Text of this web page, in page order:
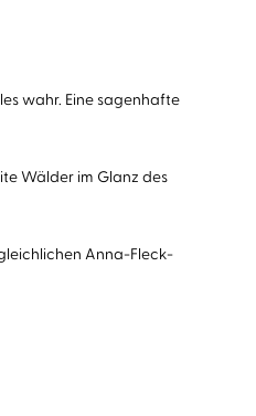
wahr. Eine sagenhafte
Wälder im Glanz des
Anna-Fleck-